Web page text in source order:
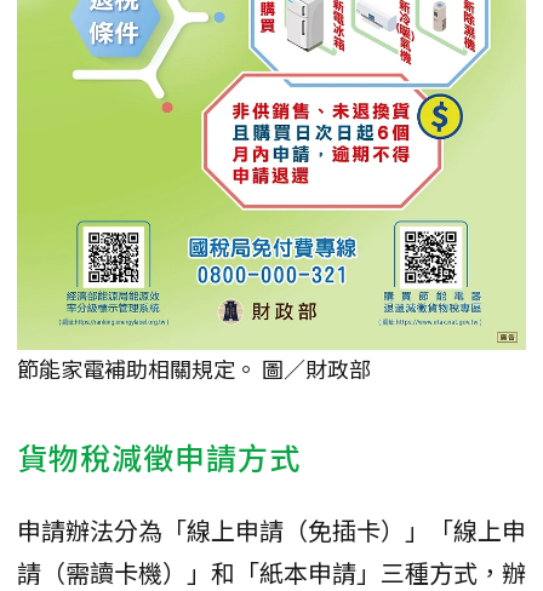
節能家電補助相關規定。 圖／財政部
貨物稅減徵申請方式
申請辦法分為「線上申請（免插卡）」「線上申
請（需讀卡機）」和「紙本申請」三種方式，辦